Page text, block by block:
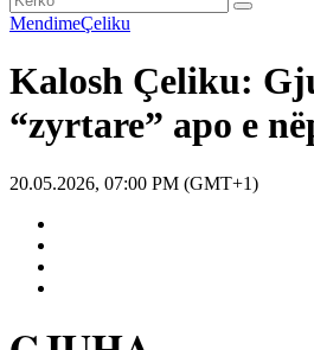
MendimeÇeliku
Kalosh Çeliku:
“zyrtare” apo e
20.05.2026, 07:00 PM (GMT+1)